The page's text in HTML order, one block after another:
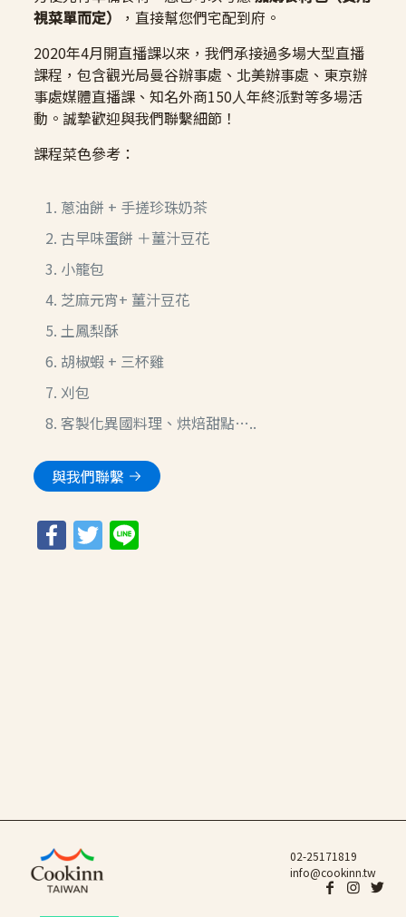
視菜單而定）
，直接幫您們宅配到府。
2020年4月開直播課以來，我們承接過多場大型直播
課程，包含觀光局曼谷辦事處、北美辦事處、東京辦
事處媒體直播課、知名外商150人年終派對等多場活
動。誠摯歡迎與我們聯繫細節！
課程菜色參考：
蔥油餅 + 手搓珍珠奶茶
古早味蛋餅 ＋薑汁豆花
小籠包
芝麻元宵+ 薑汁豆花
土鳳梨酥
胡椒蝦 + 三杯雞
刈包
客製化異國料理、烘焙甜點…..
與我們聯繫
Facebook
Twitter
Line
02-25171819
info@cookinn.tw